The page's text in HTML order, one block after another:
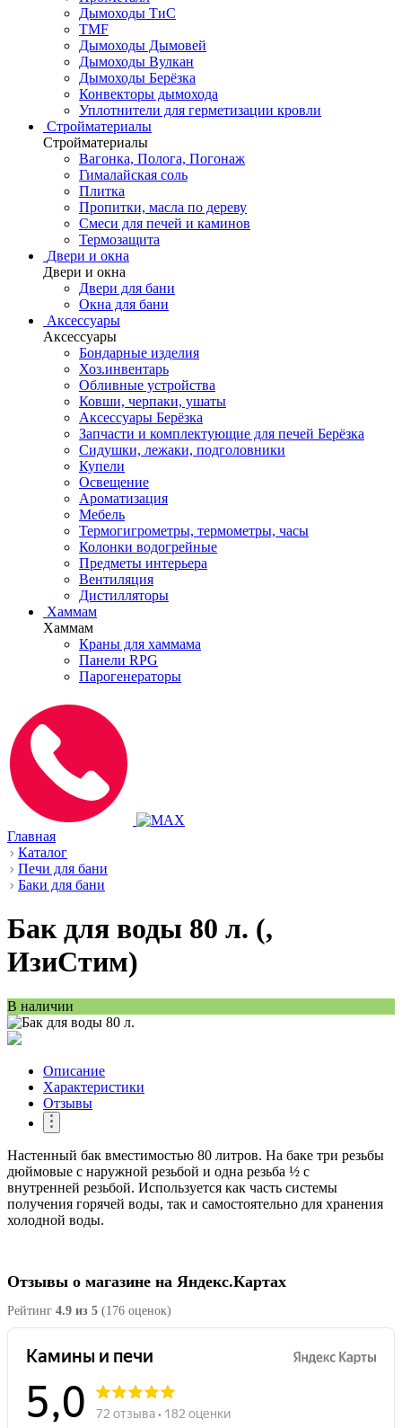
Дымоходы ТиС
TMF
Дымоходы Дымовей
Дымоходы Вулкан
Дымоходы Берёзка
Конвекторы дымохода
Уплотнители для герметизации кровли
Стройматериалы
Стройматериалы
Вагонка, Полога, Погонаж
Гималайская соль
Плитка
Пропитки, масла по дереву
Смеси для печей и каминов
Термозащита
Двери и окна
Двери и окна
Двери для бани
Окна для бани
Аксессуары
Аксессуары
Бондарные изделия
Хоз.инвентарь
Обливные устройства
Ковши, черпаки, ушаты
Аксессуары Берёзка
Запчасти и комплектующие для печей Берёзка
Сидушки, лежаки, подголовники
Купели
Освещение
Ароматизация
Мебель
Термогигрометры, термометры, часы
Колонки водогрейные
Предметы интерьера
Вентиляция
Дистилляторы
Хаммам
Хаммам
Краны для хаммама
Панели RPG
Парогенераторы
Главная
Каталог
Печи для бани
Баки для бани
Бак для воды 80 л. (,
ИзиСтим)
В наличии
Описание
Характеристики
Отзывы
Настенный бак вместимостью 80 литров. На баке три резьбы
дюймовые с наружной резьбой и одна резьба ½ с
внутренней резьбой. Используется как часть системы
получения горячей воды, так и самостоятельно для хранения
холодной воды.
Отзывы о магазине на Яндекс.Картах
Рейтинг 4.9 из 5 (176 оценок)